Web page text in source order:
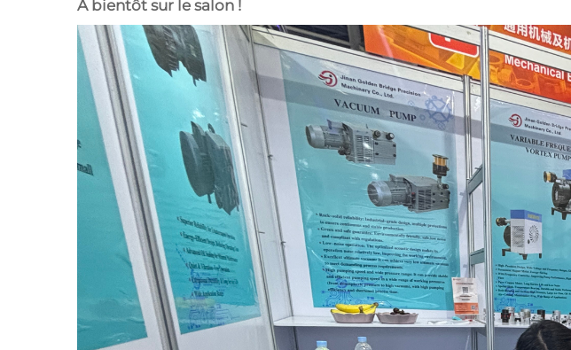
À bientôt sur le salon !